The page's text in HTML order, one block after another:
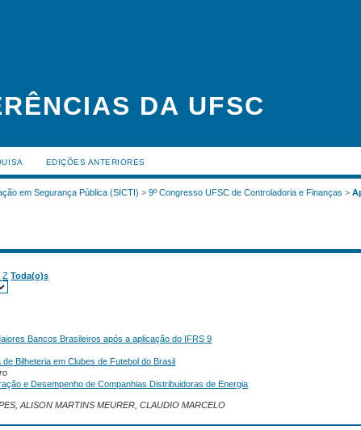
DA UFSC
EDIÇÕES ANTERIORES
em Segurança Pública (SICTI) >9º Congresso UFSC de Controladoria e Finanças >
Z Toda(o)s
Bancos Brasileiros após a aplicação do IFRS 9
Bilheteria em Clubes de Futebol do Brasil
e Desempenho de Companhias Distribuidoras de Energia
ALISON MARTINS MEURER, CLAUDIO MARCELO